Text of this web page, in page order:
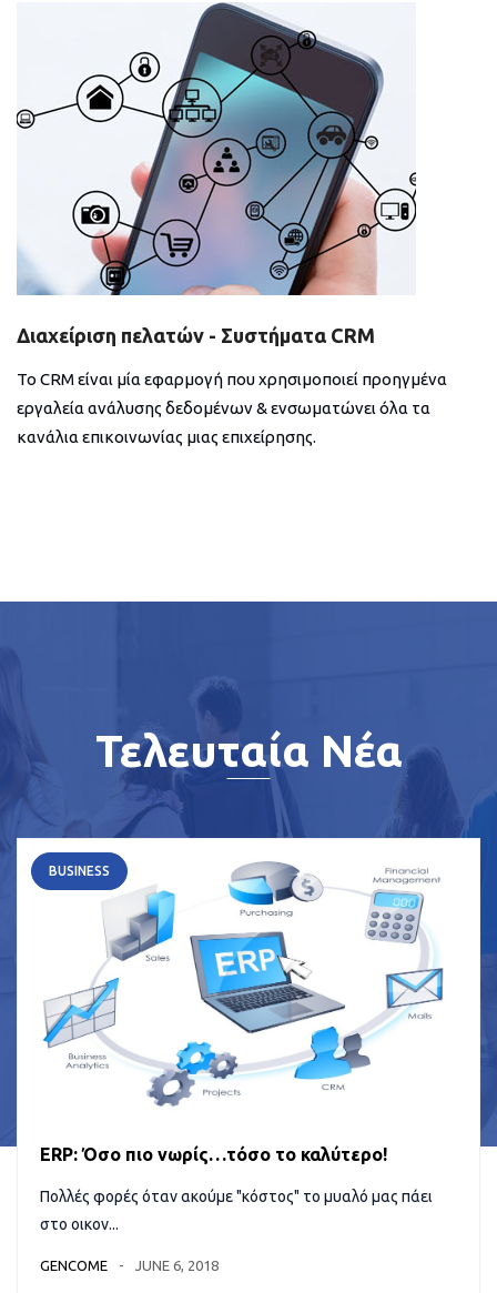
Διαχείριση πελατών - Συστήματα CRM
Το CRM είναι μία εφαρμογή που χρησιμοποιεί προηγμένα
εργαλεία ανάλυσης δεδομένων & ενσωματώνει όλα τα
κανάλια επικοινωνίας μιας επιχείρησης.
Τελευταία Νέα
BUSINESS
ERP: Όσο πιο νωρίς…τόσο το καλύτερο!
Πολλές φορές όταν ακούμε "κόστος" το μυαλό μας πάει
στο οικον...
GENCOME JUNE 6, 2018